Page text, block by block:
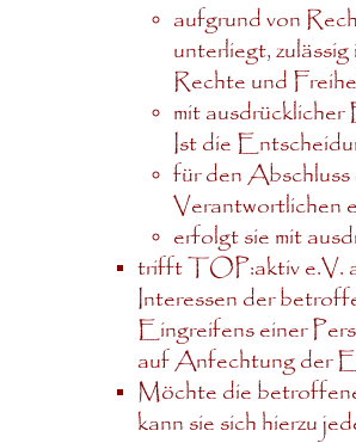
aufgrund von
unterliegt,
Rechte und
mit
Ist die
für den
Verantwortlichen
erfolgt sie mit
trifft TOP:aktiv e.V.
Interessen der
Eingreifens einer
auf Anfechtung der
Möchte die
kann sie sich hierzu